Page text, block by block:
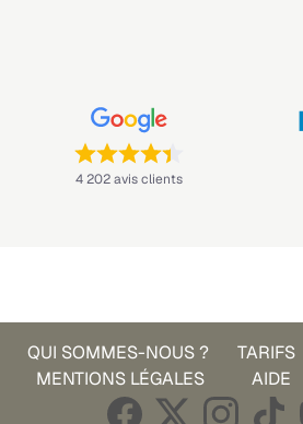
Note : 4,4 sur 5 —
4 202 avis clients
QUI SOMMES-NOUS ? TARIFS
MENTIONS LÉGALES
AIDE